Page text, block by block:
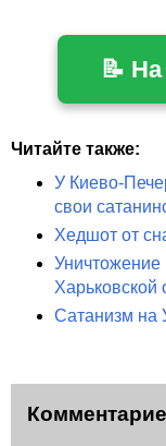
📝
Читайте также:
У Киево-
свои
Хедшот от
Сатанизм на